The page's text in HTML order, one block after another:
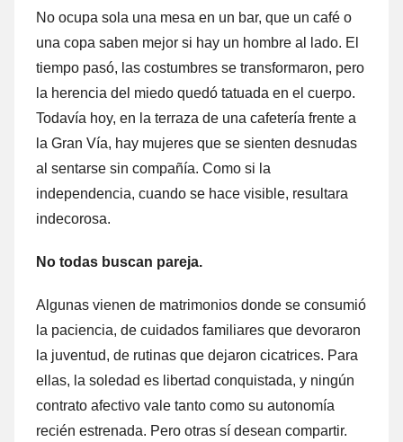
No ocupa sola una mesa en un bar, que un café o
una copa saben mejor si hay un hombre al lado. El
tiempo pasó, las costumbres se transformaron, pero
la herencia del miedo quedó tatuada en el cuerpo.
Todavía hoy, en la terraza de una cafetería frente a
la Gran Vía, hay mujeres que se sienten desnudas
al sentarse sin compañía. Como si la
independencia, cuando se hace visible, resultara
indecorosa.
No todas buscan pareja.
Algunas vienen de matrimonios donde se consumió
la paciencia, de cuidados familiares que devoraron
la juventud, de rutinas que dejaron cicatrices. Para
ellas, la soledad es libertad conquistada, y ningún
contrato afectivo vale tanto como su autonomía
recién estrenada. Pero otras sí desean compartir.